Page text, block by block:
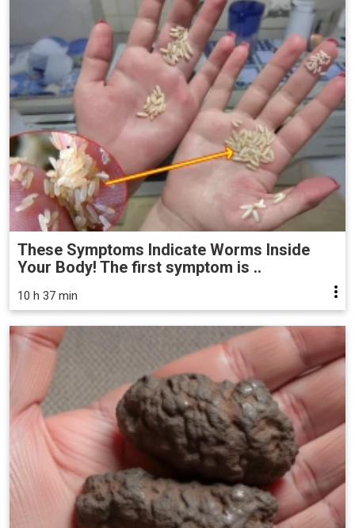
These Symptoms Indicate Worms Inside
Your Body! The first symptom is ..
10 h 37 min